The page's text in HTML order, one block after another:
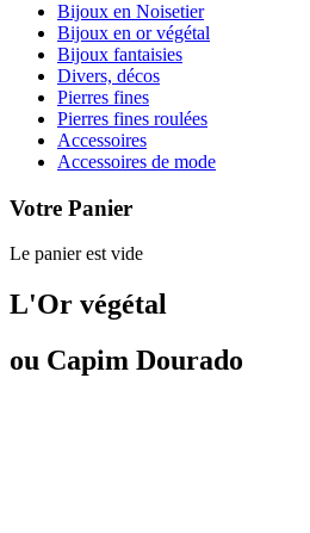
Bijoux en Noisetier
Bijoux en or végétal
Bijoux fantaisies
Divers, décos
Pierres fines
Pierres fines roulées
Accessoires
Accessoires de mode
Votre Panier
Le panier est vide
L'Or végétal
ou Capim Dourado